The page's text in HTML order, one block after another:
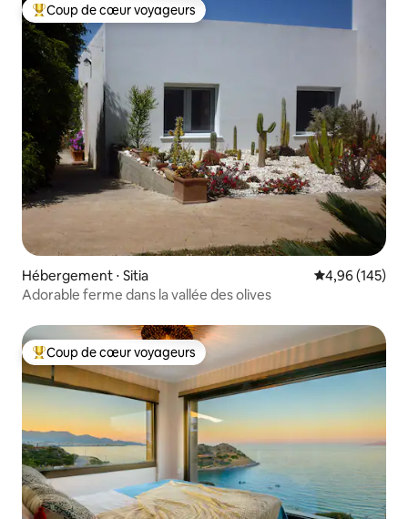
Coups de cœur voyageurs les plus appréciés
Coup de cœur voyageurs
Hébergement ⋅ Sitia Évaluation
4,96 (145)
Adorable ferme dans la vallée des olives
Coups de cœur voyageurs les plus appréciés
Coup de cœur voyageurs